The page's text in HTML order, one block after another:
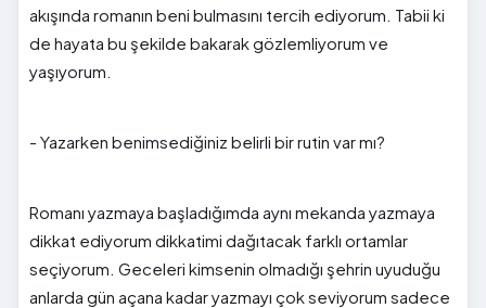
akışında romanın beni bulmasını tercih ediyorum. Tabii ki
de hayata bu şekilde bakarak gözlemliyorum ve
yaşıyorum.
- Yazarken benimsediğiniz belirli bir rutin var mı?
Romanı yazmaya başladığımda aynı mekanda yazmaya
dikkat ediyorum dikkatimi dağıtacak farklı ortamlar
seçiyorum. Geceleri kimsenin olmadığı şehrin uyuduğu
anlarda gün açana kadar yazmayı çok seviyorum sadece